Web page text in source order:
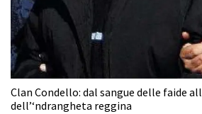
Clan Condello: dal sangue delle faide
dell’‘ndrangheta reggina